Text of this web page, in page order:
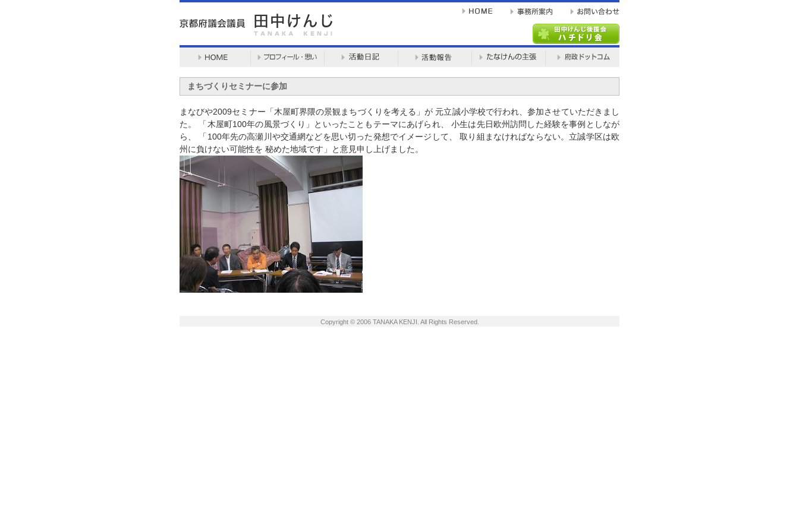
まちづくりセミナーに参加
まなびや2009セミナー「木屋町界隈の景観まちづくりを考える」が 元立誠小学校で行われ、参加させていただきまし
た。 「木屋町100年の風景づくり」といったこともテーマにあげられ、 小生は先日欧州訪問した経験を事例としなが
ら、 「100年先の高瀬川や交通網などを思い切った発想でイメージして、 取り組まなければならない。立誠学区は欧
州に負けない可能性を 秘めた地域です」と意見申し上げました。
Copyright © 2006 TANAKA KENJI. All Rights Reserved.